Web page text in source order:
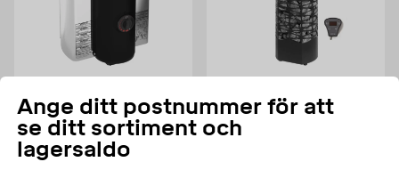
Ange ditt postnummer för att
se ditt sortiment och
lagersaldo
Elektrisk bastuaggregat
Rostfri Mini X Premium 3P-
Finns i flera varianter
Elektriskt Bastuaggregat
Narvi Saana